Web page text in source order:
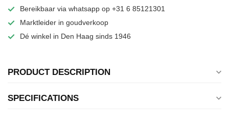
Bereikbaar via whatsapp op +31 6 85121301
Marktleider in goudverkoop
Dé winkel in Den Haag sinds 1946
PRODUCT DESCRIPTION
SPECIFICATIONS